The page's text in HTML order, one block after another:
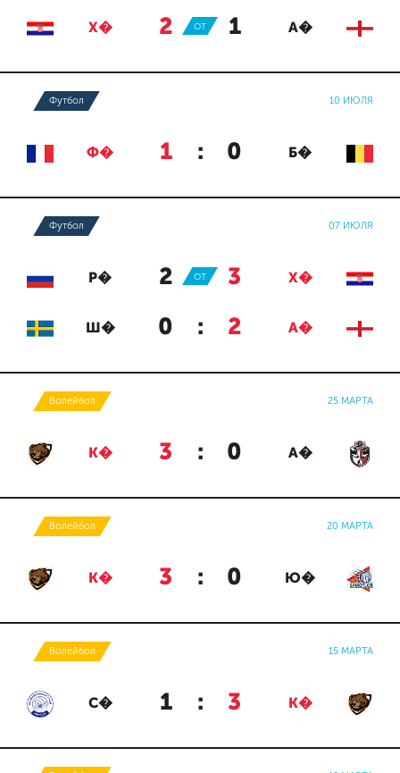
Х� 2 : 1 А�
ОТ
Футбол 10 ИЮЛЯ
Ф� 1 : 0 Б�
Футбол 07 ИЮЛЯ
Р� 2 : 3 Х�
ОТ
Ш� 0 : 2 А�
Волейбол 25 МАРТА
К� 3 : 0 А�
Волейбол 20 МАРТА
К� 3 : 0 Ю�
Волейбол 15 МАРТА
С� 1 : 3 К�